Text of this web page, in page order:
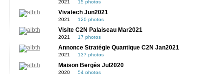
2021 15 photos
Vivatech Jun2021
2021 120 photos
Visite C2N Palaiseau Mar2021
2021 17 photos
Annonce Stratégie Quantique C2N Jan2021
2021 137 photos
Maison Bergès Jul2020
2020 54 photos